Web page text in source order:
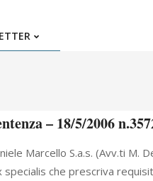
– 18/5/2006
Marcello S.a.s. (Avv.ti M.
specialis che prescriva